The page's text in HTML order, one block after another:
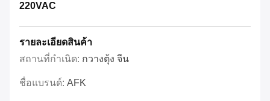
220VAC
รายละเอียดสินค้า
สถานที่กำเนิด: กวางตุ้ง จีน
ชื่อแบรนด์: AFK